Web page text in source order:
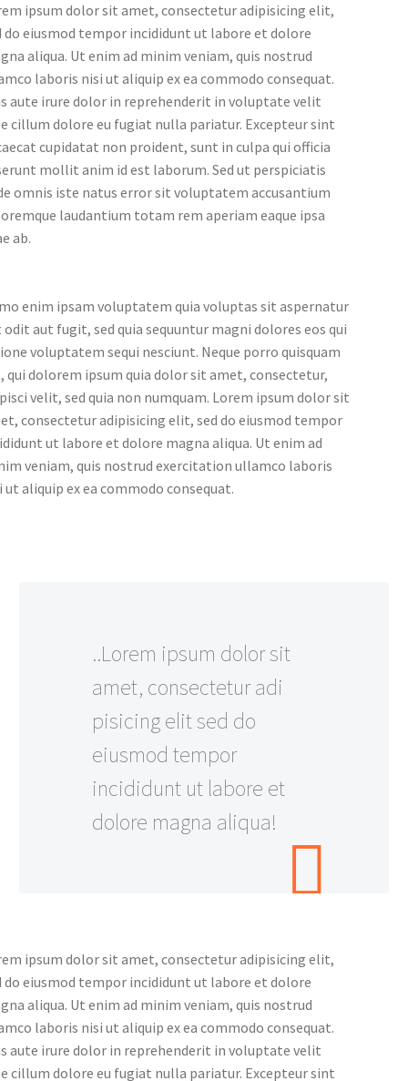
ipsum dolor sit amet, consectetur adipisicing elit,
do eiusmod tempor incididunt ut labore et dolore
aliqua. Ut enim ad minim veniam, quis nostrud
laboris nisi ut aliquip ex ea commodo consequat.
aute irure dolor in reprehenderit in voluptate velit
cillum dolore eu fugiat nulla pariatur. Excepteur sint
cupidatat non proident, sunt in culpa qui officia
mollit anim id est laborum. Sed ut perspiciatis
omnis iste natus error sit voluptatem accusantium
laudantium totam rem aperiam eaque ipsa
ab.
enim ipsam voluptatem quia voluptas sit aspernatur
odit aut fugit, sed quia sequuntur magni dolores eos qui
voluptatem sequi nesciunt. Neque porro quisquam
qui dolorem ipsum quia dolor sit amet, consectetur,
velit, sed quia non numquam. Lorem ipsum dolor sit
consectetur adipisicing elit, sed do eiusmod tempor
ut labore et dolore magna aliqua. Ut enim ad
veniam, quis nostrud exercitation ullamco laboris
ut aliquip ex ea commodo consequat.
..Lorem ipsum dolor sit
amet, consectetur adi
pisicing elit sed do
eiusmod tempor
incididunt ut labore et
dolore magna aliqua!
ipsum dolor sit amet, consectetur adipisicing elit,
do eiusmod tempor incididunt ut labore et dolore
aliqua. Ut enim ad minim veniam, quis nostrud
laboris nisi ut aliquip ex ea commodo consequat.
aute irure dolor in reprehenderit in voluptate velit
cillum dolore eu fugiat nulla pariatur. Excepteur sint